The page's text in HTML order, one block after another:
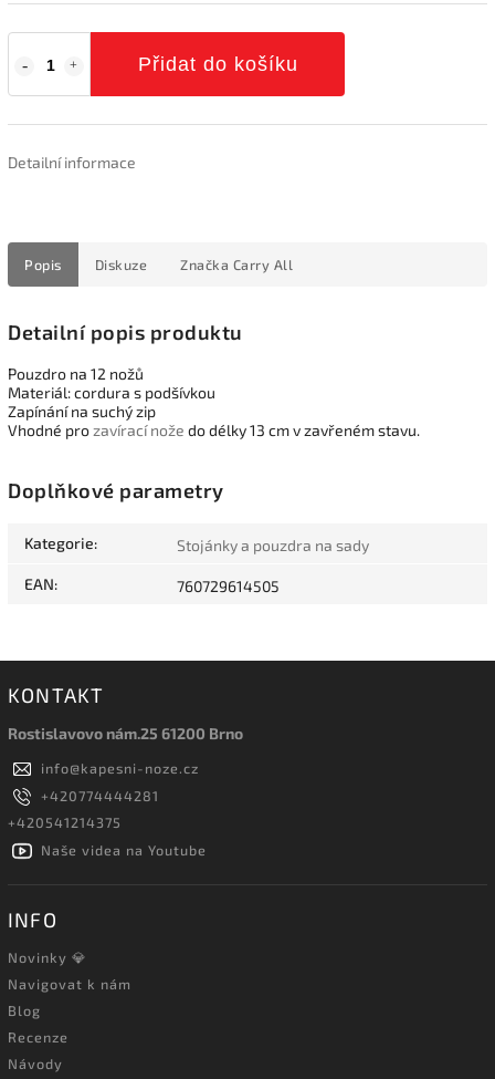
Přidat do košíku
Detailní informace
Popis Diskuze Značka Carry All
Detailní popis produktu
Pouzdro na 12 nožů
Materiál: cordura s podšívkou
Zapínání na suchý zip
Vhodné prozavírací nože do délky 13 cm v zavřeném stavu.
Doplňkové parametry
Kategorie: Stojánky a pouzdra na sady
EAN: 760729614505
KONTAKT
Rostislavovo nám.25 61200 Brno
info@kapesni-noze.cz
+420774444281
+420541214375
Naše videa na Youtube
INFO
Novinky 💎
Navigovat k nám
Blog
Recenze
Návody